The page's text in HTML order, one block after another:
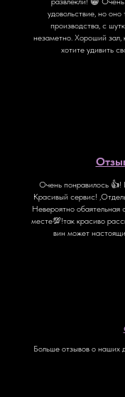
удовольствие, но оно
производства, с
незаметно. Хороший зал,
хотите удивить
Очень понравилось 👍!
Красивый сервис!
Невероятно обаятельная
месте💯!так красиво
вин может
Больше отзывов о наших